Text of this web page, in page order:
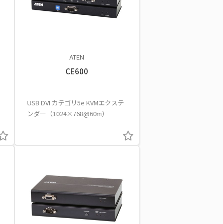
ATEN
CE600
USB DVI カテゴリ5e KVMエクステ
ンダー（1024×768@60m）